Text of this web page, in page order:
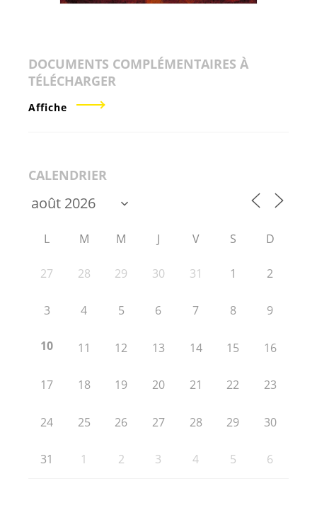
DOCUMENTS COMPLÉMENTAIRES À
TÉLÉCHARGER
Affiche
CALENDRIER
L M M J V S D
27 28 29 30 31 1 2
3 4 5 6 7 8 9
10 11 12 13 14 15 16
17 18 19 20 21 22 23
24 25 26 27 28 29 30
31 1 2 3 4 5 6